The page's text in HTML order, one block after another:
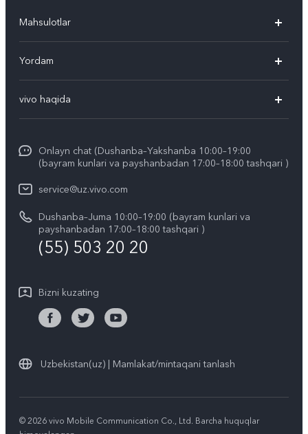
Mahsulotlar
V50 Lite
Y29
Yordam
Funtouch OS
Xizmat ko'rsatish markazi
IMEI autentifikatsiyasi
Tizim yangilanishi
vivo kafolat yoʻriqnomasi
vivo haqida
Kompaniya yangiliklari
vivo ish joylari
Huquqiy eslatmalar
Biz haqimizda
Barqarorlik
Onlayn chat (Dushanba–Yakshanba 10:00–19:00
(bayram kunlari va payshanbadan 17:00–18:00 tashqari )
service@uz.vivo.com
Dushanba–Juma 10:00–19:00 (bayram kunlari va
payshanbadan 17:00–18:00 tashqari )
(55) 503 20 20
Bizni kuzating
Uzbekistan(uz) | Mamlakat/mintaqani tanlash
© 2026 vivo Mobile Communication Co., Ltd. Barcha huquqlar